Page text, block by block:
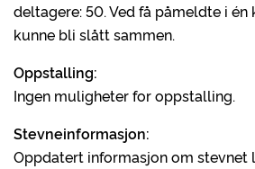
deltagere: 50. Ved få påmeldte i én
kunne bli slått sammen.
Oppstalling:
Ingen muligheter for oppstalling.
Stevneinformasjon:
Oppdatert informasjon om stevnet